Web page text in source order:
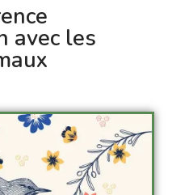
avec les